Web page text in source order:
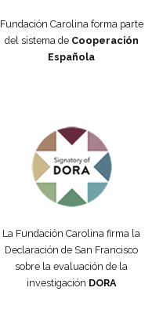
Fundación Carolina forma parte
del sistema de Cooperación
Española
La Fundación Carolina firma la
Declaración de San Francisco
sobre la evaluación de la
investigación DORA